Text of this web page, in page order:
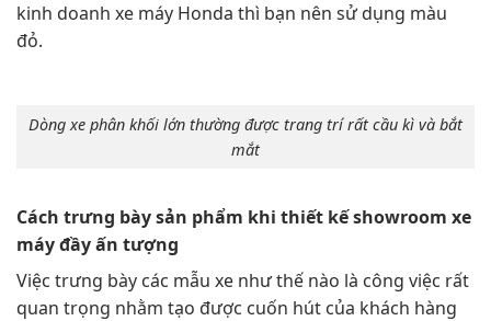
kinh doanh xe máy Honda thì bạn nên sử dụng màu
đỏ.
Dòng xe phân khối lớn thường được trang trí rất cầu kì và bắt
mắt
Cách trưng bày sản phẩm khi thiết kế showroom xe
máy đầy ấn tượng
Việc trưng bày các mẫu xe như thế nào là công việc rất
quan trọng nhằm tạo được cuốn hút của khách hàng